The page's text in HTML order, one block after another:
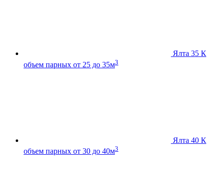
Ялта 35 К
объем парных от 25 до 35м3
Ялта 40 К
объем парных от 30 до 40м3